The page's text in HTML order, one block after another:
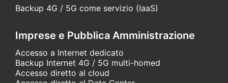
Backup 4G / 5G come servizio (IaaS)
Imprese e Pubblica Amministrazione
Accesso a Internet dedicato
Backup Internet 4G / 5G multi-homed
Accesso diretto al cloud